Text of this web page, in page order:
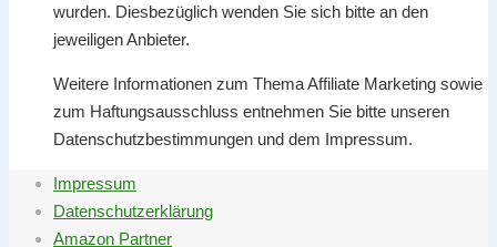
wurden. Diesbezüglich wenden Sie sich bitte an den
jeweiligen Anbieter.
Weitere Informationen zum Thema Affiliate Marketing sowie
zum Haftungsausschluss entnehmen Sie bitte unseren
Datenschutzbestimmungen und dem Impressum.
Impressum
Datenschutzerklärung
Amazon Partner